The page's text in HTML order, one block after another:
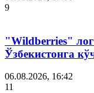
9
"Wildberries"
Ўзбекистонга
06.08.2026, 16:42
11